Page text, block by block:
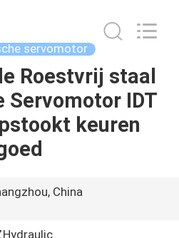
servomotor
Roestvrij staal
Servomotor IDT
keuren
China